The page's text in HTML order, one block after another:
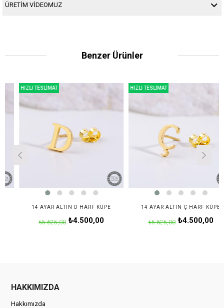
ÜRETİM VİDEOMUZ
Benzer Ürünler
14 AYAR ALTIN D HARF KÜPE
₺4.500,00
₺5.625,00
HIZLI TESLİMAT
14 AYAR ALTIN Ç HARF KÜPE
₺4.500,00
₺5.625,00
HIZLI TESLİMAT
HAKKIMIZDA
Hakkımızda